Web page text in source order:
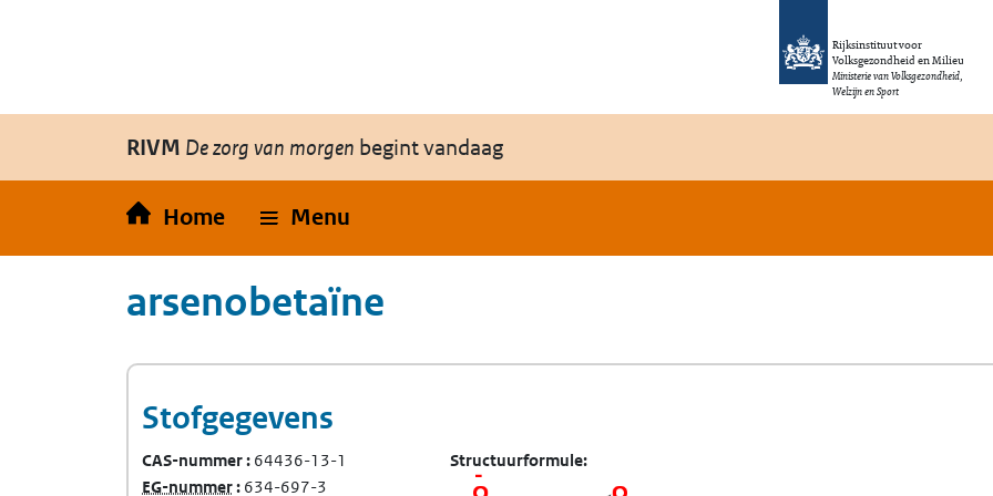
Rijksinstituut voor
Volksgezondheid en Milieu
Ministerie van Volksgezondheid,
Welzijn en Sport
RIVM De zorg van morgen begint vandaag
Home Menu
arsenobetaïne
Stofgegevens
CAS-nummer 64436-13-1
EG-nummer(Europees Gemeenschap-nummer)
634-697-3
Structuurformule